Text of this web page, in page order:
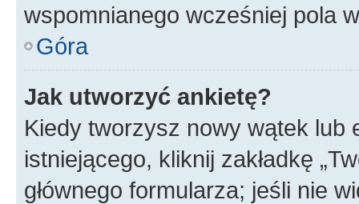
wspomnianego wcześniej pola
Góra
Jak utworzyć ankietę?
Kiedy tworzysz nowy wątek lub
istniejącego, kliknij zakładkę
głównego formularza; jeśli nie